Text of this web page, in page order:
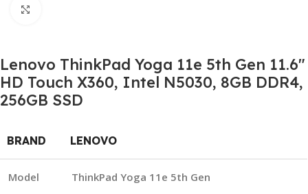
Lenovo ThinkPad Yoga 11e 5th Gen 11.6″
HD Touch X360, Intel N5030, 8GB DDR4,
256GB SSD
BRAND LENOVO
Model ThinkPad Yoga 11e 5th Gen